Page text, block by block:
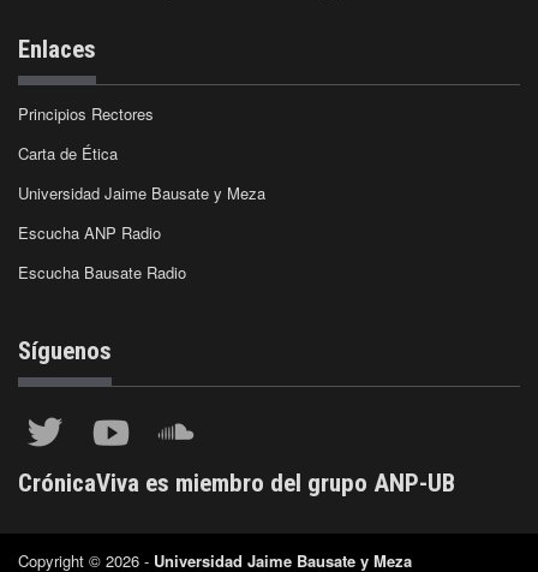
Enlaces
Principios Rectores
Carta de Ética
Universidad Jaime Bausate y Meza
Escucha ANP Radio
Escucha Bausate Radio
Síguenos
CrónicaViva es miembro del grupo ANP-UB
Copyright © 2026 - Universidad Jaime Bausate y Meza